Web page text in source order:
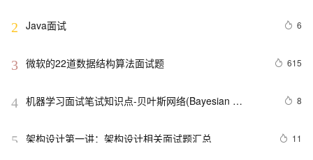
2 Java面试 6
3 微软的22道数据结构算法面试题 615
4 机器学习面试笔试知识点-贝叶斯网络(Bayesian
8
5 架构设计第一讲：架构设计相关面试题汇总 11